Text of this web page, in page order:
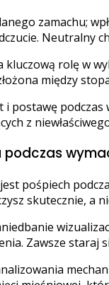
zamachu;
Neutralny
rolę w
między
postawę
z
podczas
pośpiech
skutecznie, a
Zawsze staraj